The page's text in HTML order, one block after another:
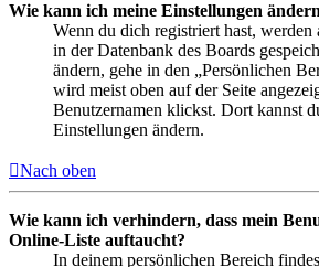
Wie kann ich meine Einstellungen
Wenn du dich registriert hast, werden
in der Datenbank des Boards
ändern, gehe in den „Persönlichen
wird meist oben auf der Seite
Benutzernamen klickst. Dort kannst
Einstellungen ändern.
Nach oben
Wie kann ich verhindern, dass mein
Online-Liste auftaucht?
In deinem persönlichen Bereich